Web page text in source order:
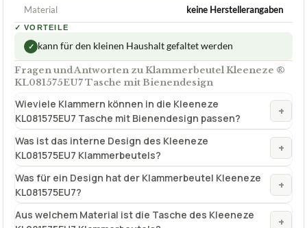
Material keine Herstellerangaben
✓ VORTEILE
✓ kann für den kleinen Haushalt gefaltet werden
Fragen und Antworten zu Klammerbeutel Kleeneze ®
KL081575EU7 Tasche mit Bienendesign
Wieviele Klammern können in die Kleeneze
KL081575EU7 Tasche mit Bienendesign passen?
+
Was ist das interne Design des Kleeneze
KL081575EU7 Klammerbeutels?
+
Was für ein Design hat der Klammerbeutel Kleeneze
KL081575EU7?
+
Aus welchem Material ist die Tasche des Kleeneze
+